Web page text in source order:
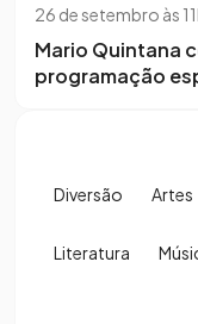
26 de setembro às
Mario Quintana
programação
Diversão Artes
Literatura